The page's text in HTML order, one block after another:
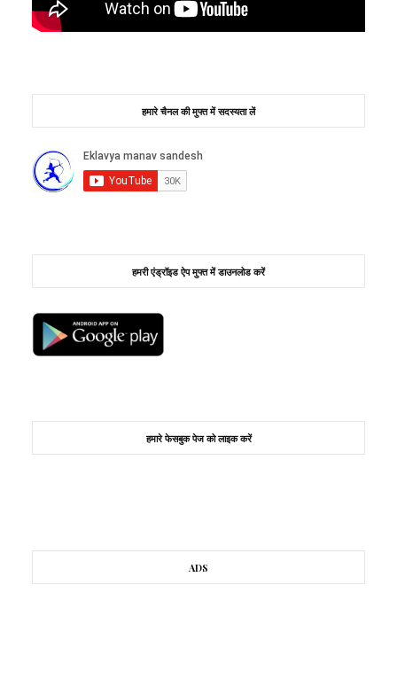
हमारे चैनल की मुफ्त में सदस्यता लें
हमरी एंड्रॉइड ऐप मुफ्त में डाउनलोड करें
हमारे फेसबुक पेज को लाइक करें
ADS